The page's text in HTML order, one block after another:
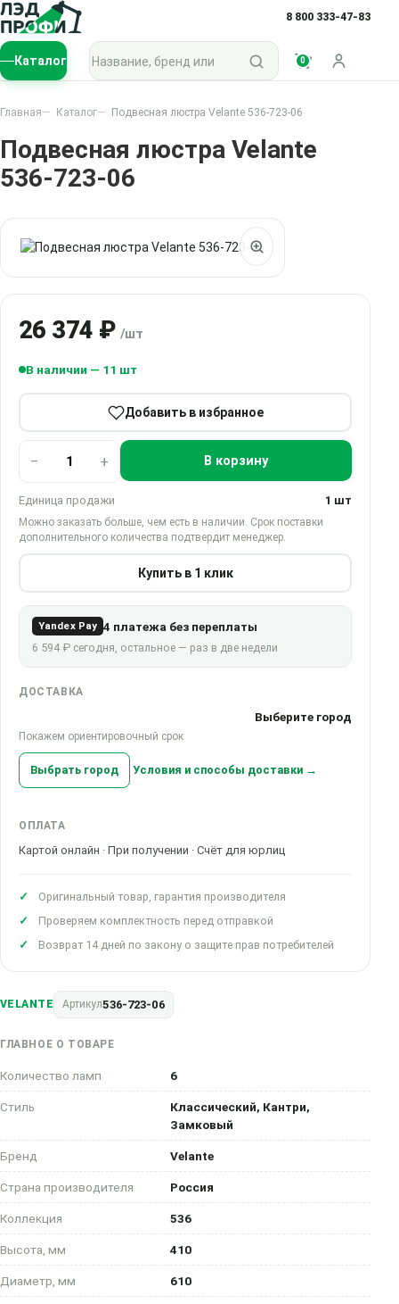
8 800 333-47-83
Каталог
Поиск по каталогу
0
Войти
Главная Каталог Подвесная люстра Velante 536-723-06
Подвесная люстра Velante
536-723-06
VELANTE Артикул536-723-06
ГЛАВНОЕ О ТОВАРЕ
Количество ламп 6
Стиль
Классический, Кантри,
Замковый
Бренд Velante
Страна производителя Россия
Коллекция 536
Высота, мм 410
Диаметр, мм 610
26 374 ₽ /шт
В наличии — 11 шт
Добавить в избранное
− + В корзину
Единица продажи 1 шт
Можно заказать больше, чем есть в наличии. Срок поставки
дополнительного количества подтвердит менеджер.
Купить в 1 клик
Yandex Pay 4 платежа без переплаты
6 594 ₽ сегодня, остальное — раз в две недели
ДОСТАВКА
Выберите город
Покажем ориентировочный срок
Выбрать город Условия и способы доставки →
ОПЛАТА
Картой онлайн · При получении · Счёт для юрлиц
Оригинальный товар, гарантия производителя
Проверяем комплектность перед отправкой
Возврат 14 дней по закону о защите прав потребителей